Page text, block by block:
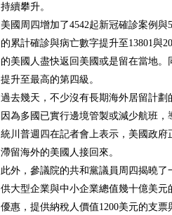
持續攀升。
美國周四增加了4542起新冠確診案例
的累計確診與病亡數字提升至13801與
的美國人盡快返回美國或是留在當地
提升至最高的第四級。
過去幾天，不少沒有長期海外居留計
因為多國已實行邊境管製或減少航班
統川普週四在記者會上表示，美國政
滯留海外的美國人接回來。
此外，參議院的共和黨議員周四揭曉
供大型企業與中小企業總值幾十億美
優惠，提供納稅人價值1200美元的支